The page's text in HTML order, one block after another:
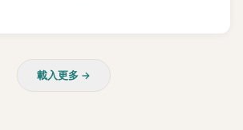
哽咽表示：「痛苦到連回想都不願意。」
載入更多 →